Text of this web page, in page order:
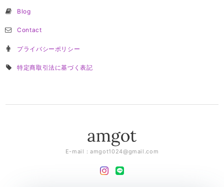
Blog
Contact
プライバシーポリシー
特定商取引法に基づく表記
E-mail：amgot1024@gmail.com